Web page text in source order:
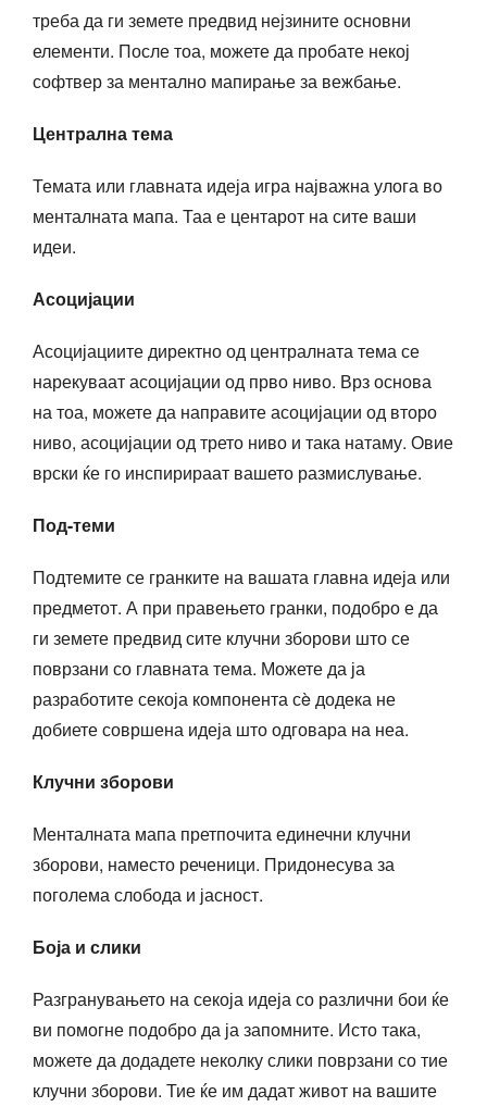
треба да ги земете предвид нејзините основни
елементи. После тоа, можете да пробате некој
софтвер за ментално мапирање за вежбање.
Централна тема
Темата или главната идеја игра најважна улога во
менталната мапа. Таа е центарот на сите ваши
идеи.
Асоцијации
Асоцијациите директно од централната тема се
нарекуваат асоцијации од прво ниво. Врз основа
на тоа, можете да направите асоцијации од второ
ниво, асоцијации од трето ниво и така натаму. Овие
врски ќе го инспирираат вашето размислување.
Под-теми
Подтемите се гранките на вашата главна идеја или
предметот. А при правењето гранки, подобро е да
ги земете предвид сите клучни зборови што се
поврзани со главната тема. Можете да ја
разработите секоја компонента сè додека не
добиете совршена идеја што одговара на неа.
Клучни зборови
Менталната мапа претпочита единечни клучни
зборови, наместо реченици. Придонесува за
поголема слобода и јасност.
Боја и слики
Разгранувањето на секоја идеја со различни бои ќе
ви помогне подобро да ја запомните. Исто така,
можете да додадете неколку слики поврзани со тие
клучни зборови. Тие ќе им дадат живот на вашите